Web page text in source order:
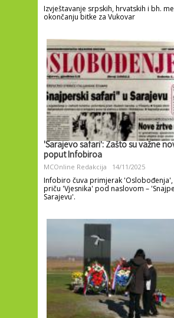
Izvještavanje srpskih, hrvatskih i bh.
okončanju bitke za Vukovar
'Sarajevo safari': Zašto su važne
poput Infobiroa
MCOnline Redakcija 14/11/2025
Infobiro čuva primjerak
priču 'Vjesnika' pod naslovom –
Sarajevu'.